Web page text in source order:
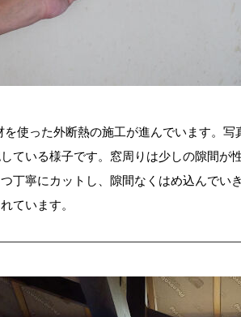
使った外断熱の施工が進んでいます。
ている様子です。窓周りは少しの隙間
丁寧にカットし、隙間なくはめ込んで
ています。